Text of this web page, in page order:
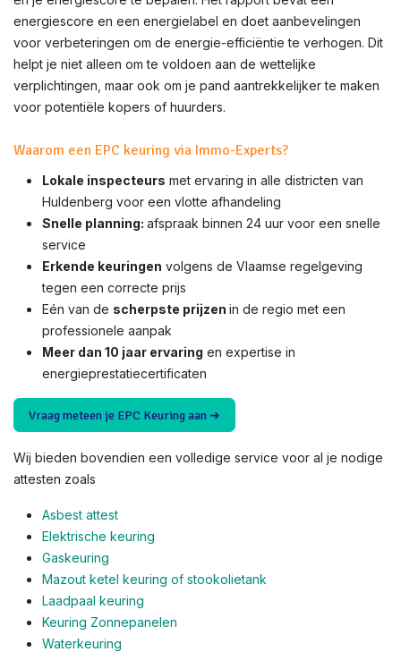
energiescore en een energielabel en doet aanbevelingen
voor verbeteringen om de energie-efficiëntie te verhogen. Dit
helpt je niet alleen om te voldoen aan de wettelijke
verplichtingen, maar ook om je pand aantrekkelijker te maken
voor potentiële kopers of huurders.
Waarom een EPC keuring via Immo-Experts?
Lokale inspecteurs met ervaring in alle districten van
Huldenberg voor een vlotte afhandeling
Snelle planning: afspraak binnen 24 uur voor een snelle
service
Erkende keuringen volgens de Vlaamse regelgeving
tegen een correcte prijs
Eén van de scherpste prijzen in de regio met een
professionele aanpak
Meer dan 10 jaar ervaring en expertise in
energieprestatiecertificaten
Vraag meteen je EPC Keuring aan ➜
Wij bieden bovendien een volledige service voor al je nodige
attesten zoals
Asbest attest
Elektrische keuring
Gaskeuring
Mazout ketel keuring of stookolietank
Laadpaal keuring
Keuring Zonnepanelen
Waterkeuring